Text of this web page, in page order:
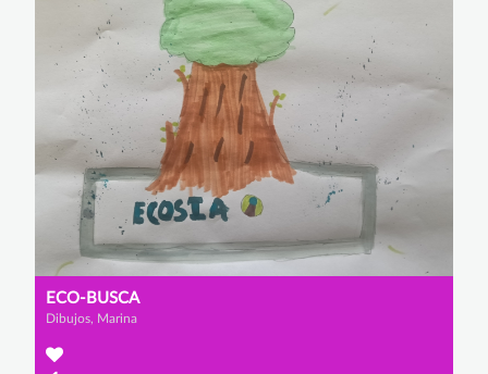
ECO-BUSCA
Dibujos, Marina